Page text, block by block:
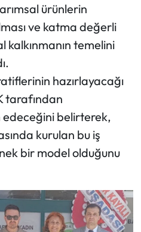
ürünlerin
ve katma değerli
kalkınmanın temelini
hazırlayacağı
tarafından
belirterek,
kurulan bu iş
bir model olduğunu